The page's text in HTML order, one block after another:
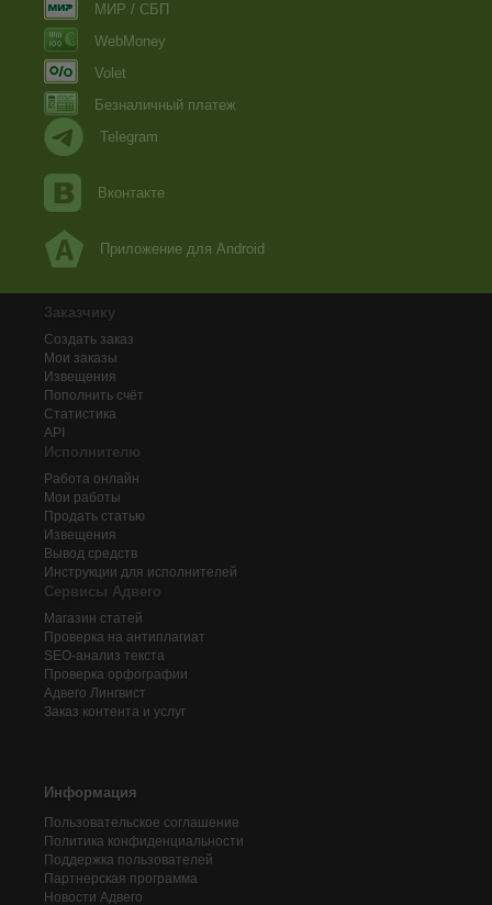
МИР / СБП
WebMoney
Volet
Безналичный платеж
Telegram
Вконтакте
Приложение для Android
Заказчику
Создать заказ
Мои заказы
Извещения
Пополнить счёт
Статистика
API
Исполнителю
Работа онлайн
Мои работы
Продать статью
Извещения
Вывод средств
Инструкции для исполнителей
Сервисы Адвего
Магазин статей
Проверка на антиплагиат
SEO-анализ текста
Проверка орфографии
Адвего Лингвист
Заказ контента и услуг
Информация
Пользовательское соглашение
Политика конфиденциальности
Поддержка пользователей
Партнерская программа
Новости Адвего